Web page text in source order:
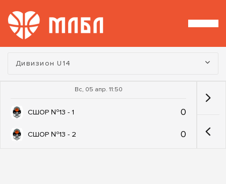
Турнир:
Дивизион U14
Вс, 05 апр. 11:50
СШОР №13 - 1 0
СШОР №13 - 2 0